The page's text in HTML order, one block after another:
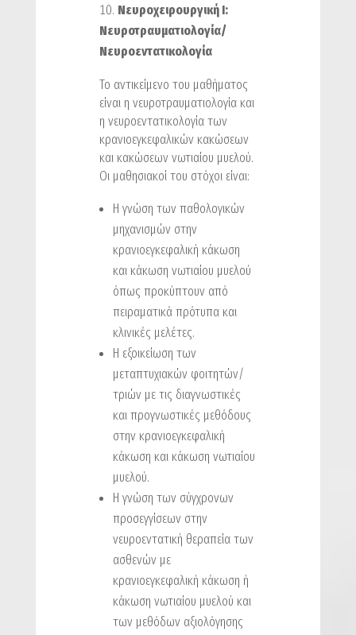
Νευροχειρουργική Ι:
Nευροτραυματιολογία/
Νευροεντατικολογία
Το αντικείμενο του μαθήματος
είναι η νευροτραυματιολογία και
η νευροεντατικολογία των
κρανιοεγκεφαλικών κακώσεων
και κακώσεων νωτιαίου μυελού.
Οι μαθησιακοί του στόχοι είναι:
H γνώση των παθολογικών
μηχανισμών στην
κρανιοεγκεφαλική κάκωση
και κάκωση νωτιαίου μυελού
όπως προκύπτουν από
πειραματικά πρότυπα και
κλινικές μελέτες.
Η εξοικείωση των
μεταπτυχιακών φοιτητών/
τριών με τις διαγνωστικές
και προγνωστικές μεθόδους
στην κρανιοεγκεφαλική
κάκωση και κάκωση νωτιαίου
μυελού.
Η γνώση των σύγχρονων
προσεγγίσεων στην
νευροεντατική θεραπεία των
ασθενών με
κρανιοεγκεφαλική κάκωση ή
κάκωση νωτιαίου μυελού και
των μεθόδων αξιολόγησης